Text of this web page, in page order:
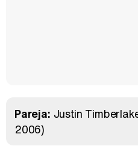
Pareja: Justin
2006)